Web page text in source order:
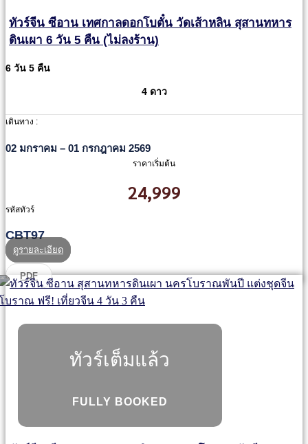
ทัวร์จีน ซีอาน เทศกาลดอกโบตั๋น วัดเส้าหลิน สุสานทหาร
ดินเผา 6 วัน 5 คืน (ไม่ลงร้าน)
6 วัน 5 คืน
4 ดาว
เดินทาง :
02 มกราคม – 01 กรกฎาคม 2569
ราคาเริ่มต้น
24,999
รหัสทัวร์
CBT97
ดูรายละเอียด
PDF
ทัวร์เต็มแล้ว
FULLY BOOKED